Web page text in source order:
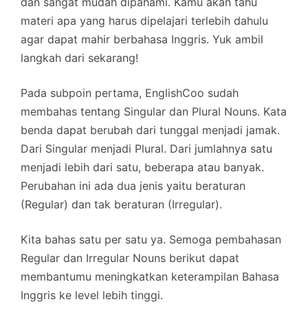
materi apa yang harus dipelajari terlebih dahulu
agar dapat mahir berbahasa Inggris. Yuk ambil
langkah dari sekarang!
Pada subpoin pertama, EnglishCoo sudah
membahas tentang Singular dan Plural Nouns. Kata
benda dapat berubah dari tunggal menjadi jamak.
Dari Singular menjadi Plural. Dari jumlahnya satu
menjadi lebih dari satu, beberapa atau banyak.
Perubahan ini ada dua jenis yaitu beraturan
(Regular) dan tak beraturan (Irregular).
Kita bahas satu per satu ya. Semoga pembahasan
Regular dan Irregular Nouns berikut dapat
membantumu meningkatkan keterampilan Bahasa
Inggris ke level lebih tinggi.